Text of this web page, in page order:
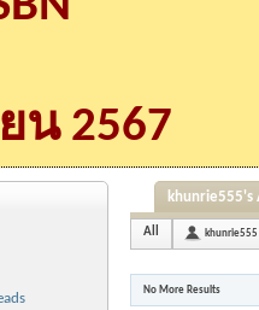
น 2567
khunrie555's
All khunrie555
No More Results